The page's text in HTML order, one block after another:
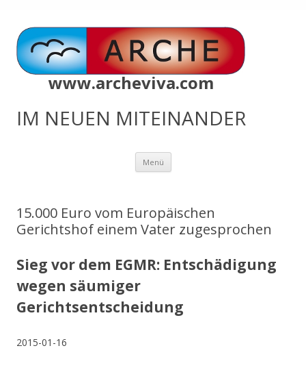
www.archeviva.com
IM NEUEN MITEINANDER
Menü Zum
springen
15.000 Euro vom Europäischen
Gerichtshof einem Vater zugesprochen
Sieg vor dem EGMR: Entschädigung
wegen säumiger
Gerichtsentscheidung
2015-01-16